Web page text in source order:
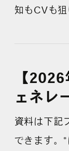
よくあ
知もCVも狙
【
ェネレ
資料は下記
できます。*